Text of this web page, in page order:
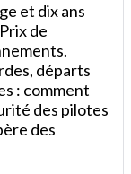
et dix ans
de
départs
: comment
des pilotes
des